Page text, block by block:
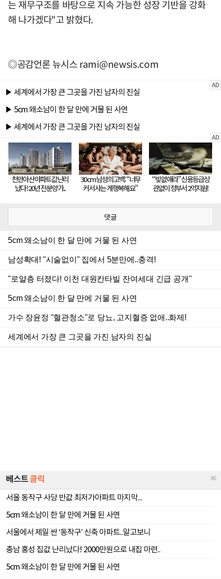
는 재무구조를 바탕으로 지속 가능한 성장 기반을 강화
해 나가겠다"고 밝혔다.
◎공감언론 뉴시스rami@newsis.com
댓글